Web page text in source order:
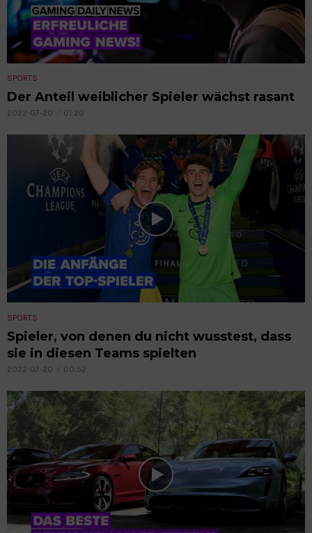
SPORTS
Der Anteil weiblicher Spieler wächst rasant
2022-07-20 01:20
SPORTS
Spieler, von denen du nicht wusstest, dass
sie in diesen Teams spielten
2022-07-20 00:52